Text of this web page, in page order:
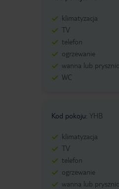
klimatyzacja
TV
telefon
ogrzewanie
wanna lub prysznic
WC
Kod pokoju: YHB
klimatyzacja
TV
telefon
ogrzewanie
wanna lub prysznic